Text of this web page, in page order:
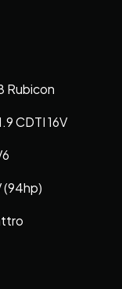
Rubicon
CDTI 16V
(94hp)